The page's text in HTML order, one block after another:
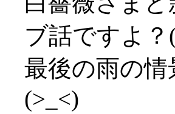
ブ話ですよ？
最後の雨の
(>_<)